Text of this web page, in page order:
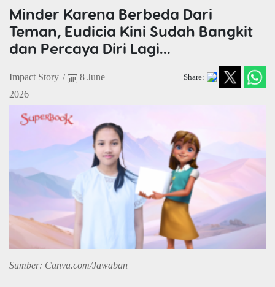
Minder Karena Berbeda Dari
Teman, Eudicia Kini Sudah Bangkit
dan Percaya Diri Lagi...
Impact Story /
8 June
2026
Share:
Sumber: Canva.com/Jawaban